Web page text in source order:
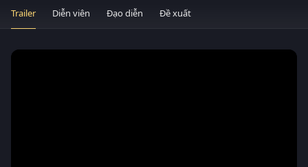
Trailer Diễn viên Đạo diễn Đề xuất